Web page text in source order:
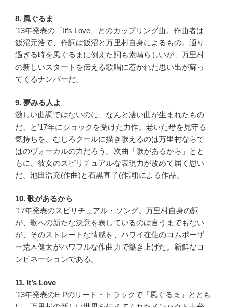
8. 風ぐるま
’13年発表の「It’s Love」とのカップリング曲。作曲者は
飯沼元浩で、作詞は飯沼と万里村自身によるもの。通り
過ぎる時を風ぐるまに例えた詞も素晴らしいが、万里村
の新しいスタートを伝える歌唱に惹かれた思い出が蘇っ
てくるナンバーだ。
9. 夢みる人よ
激しい曲調ではないのに、なんと凄い曲が生まれたもの
だ、と’17年にショックを受けた力作。老いた母を見守る
気持ちを、むしろクールに描き歌えるのは万里村ならで
はのヴォーカルの力だろう。次曲「歌があるから」とと
もに、彼女のスピリチュアルな表現力が改めて届く思い
だ。池田浩充(作曲)と石黒直子(作詞)による作品。
10. 歌があるから
’17年発表のスピリチュアル・ソング。万里村自身の詞
が、歌への新たな決意を表しているのは言うまでもない
が、そのストレートな情感を、ハワイ在住のコムポーザ
ー荒木健太がパワフルな作曲力で築き上げた。新鮮なコ
ンビネーションである。
11. It’s Love
’13年発表のE Pのリード・トラックで「風ぐるま」ととも